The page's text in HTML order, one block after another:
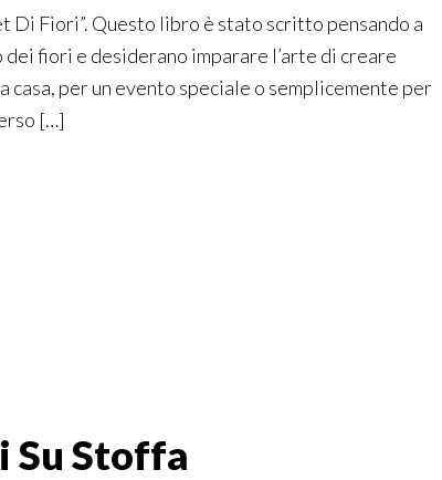
Di Fiori”. Questo libro è stato scritto pensando a
fiori e desiderano imparare l’arte di creare
per un evento speciale o semplicemente per
[…]
Su Stoffa